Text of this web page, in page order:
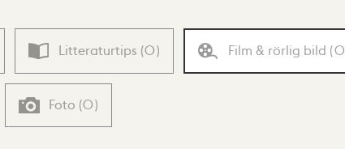
Litteraturtips (0) Film & rörlig bild (0
Foto (0)